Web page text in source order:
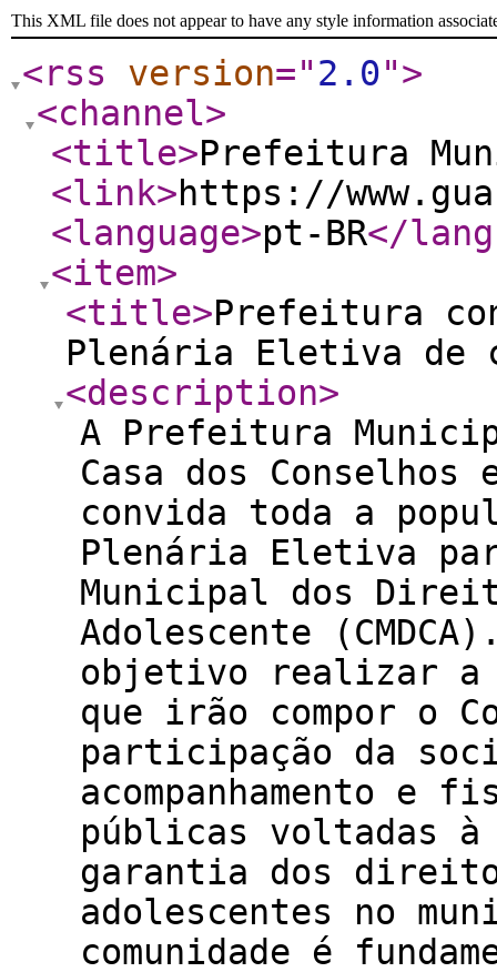
This XML file does not appear to have any style information
<rss version="2.0">
<channel>
<title>Prefeitura
<link>https://
<language>pt-BR</
<item>
<title>Prefeitura
Plenária Eletiva de
<description>
A Prefeitura
Casa dos Conselhos
convida toda a
Plenária Eletiva
Municipal dos
Adolescente
objetivo realizar a
que irão compor o
participação da
acompanhamento
públicas voltadas à
garantia dos
adolescentes no
comunidade é